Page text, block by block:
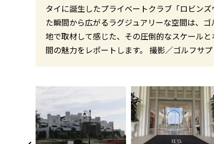
タイに誕生したプライベートクラブ「ロビン
た瞬間から広がるラグジュアリーな空間は、
地で取材して感じた、その圧倒的なスケール
間の魅力をレポートします。 撮影／ゴルフサ